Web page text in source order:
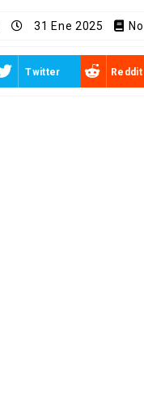
31 Ene 2025
Twitter Reddit